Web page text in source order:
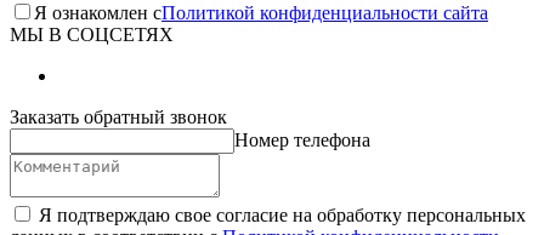
Я ознакомлен сПолитикой конфиденциальности сайта
МЫ В СОЦСЕТЯХ
Заказать обратный звонок
Номер телефона
Я подтверждаю свое согласие на обработку персональных